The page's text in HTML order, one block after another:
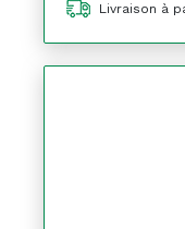
Livraison à